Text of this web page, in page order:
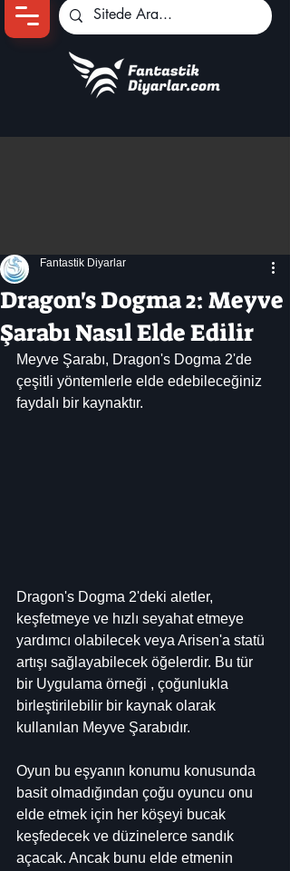
Black Desert
Dizi-Film Haberleri
Dragon's Dogma 2: Meyve
Şarabı Nasıl Elde Edilir
Fantastik Diyarlar
Meyve Şarabı, Dragon's Dogma 2'de
çeşitli yöntemlerle elde edebileceğiniz
faydalı bir kaynaktır.
Dragon's Dogma 2'deki aletler,
keşfetmeye ve hızlı seyahat etmeye
yardımcı olabilecek veya Arisen'a statü
artışı sağlayabilecek öğelerdir. Bu tür
bir Uygulama örneği , çoğunlukla
birleştirilebilir bir kaynak olarak
kullanılan Meyve Şarabıdır.
Oyun bu eşyanın konumu konusunda
basit olmadığından çoğu oyuncu onu
elde etmek için her köşeyi bucak
keşfedecek ve düzinelerce sandık
açacak. Ancak bunu elde etmenin